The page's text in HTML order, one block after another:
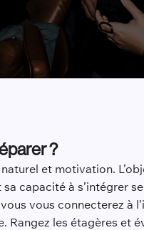
?
et motivation.
capacité à s’intégrer
vous connecterez à
Rangez les étagères et